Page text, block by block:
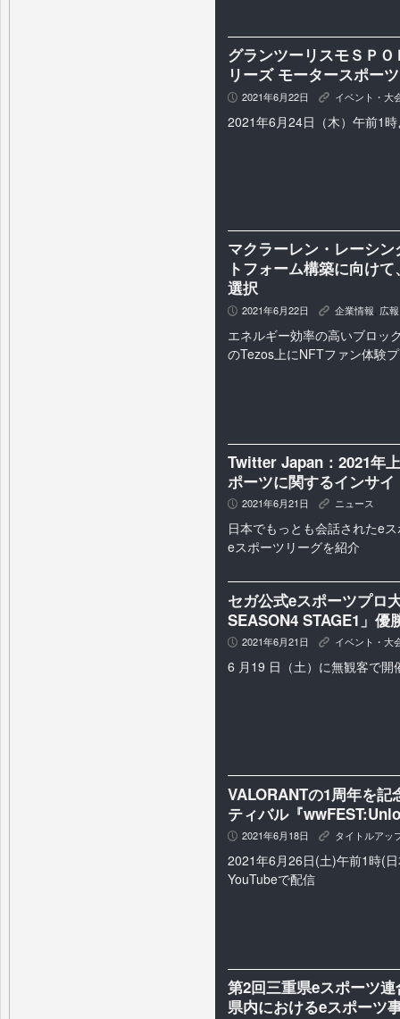
グランツーリスモＳＰ
リーズ モータースポー
P 2021年6月22日 K イベント・大
2021年6月24日（木）午前1
マクラーレン・レーシ
トフォーム構築に向け
選択
P 2021年6月22日 K 企業情報 広
エネルギー効率の高いブロッ
のTezos上にNFTファン体験
Twitter Japan：2021年
ポーツに関するインサイ
P 2021年6月21日 K ニュース
日本でもっとも会話されたe
eスポーツリーグを紹介
セガ公式eスポーツプロ
SEASON4 STAGE1」優
P 2021年6月21日 K イベント・大
6 月19 日（土）に無観客で開
VALORANTの1周年を
ティバル『
P 2021年6月18日 K タイトルアッ
2021年6月26日(土)午前1時(
YouTubeで配信
第2回三重県eスポーツ
県内におけるeスポーツ